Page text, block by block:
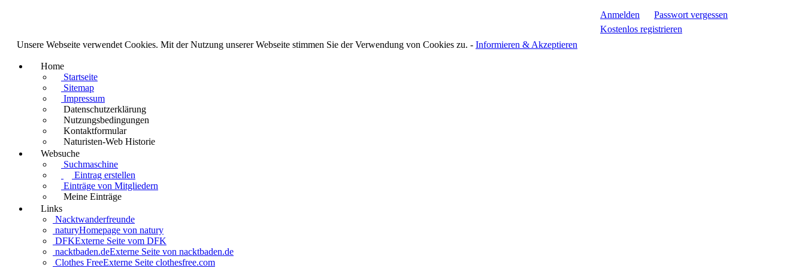
Anmelden
Passwort vergessen
Kostenlos registrieren
Unsere Webseite verwendet Cookies. Mit der Nutzung unserer Webseite stimmen Sie der Verwendung von Cookies zu. - Informieren & Akzeptieren
Home
Startseite
Sitemap
Impressum
Datenschutzerklärung
Nutzungsbedingungen
Kontaktformular
Naturisten-Web Historie
Websuche
Suchmaschine
Eintrag erstellen
Einträge von Mitgliedern
Meine Einträge
Links
Nacktwanderfreunde
naturyHomepage von natury
DFKExterne Seite vom DFK
nacktbaden.deExterne Seite von nacktbaden.de
Clothes FreeExterne Seite clothesfree.com